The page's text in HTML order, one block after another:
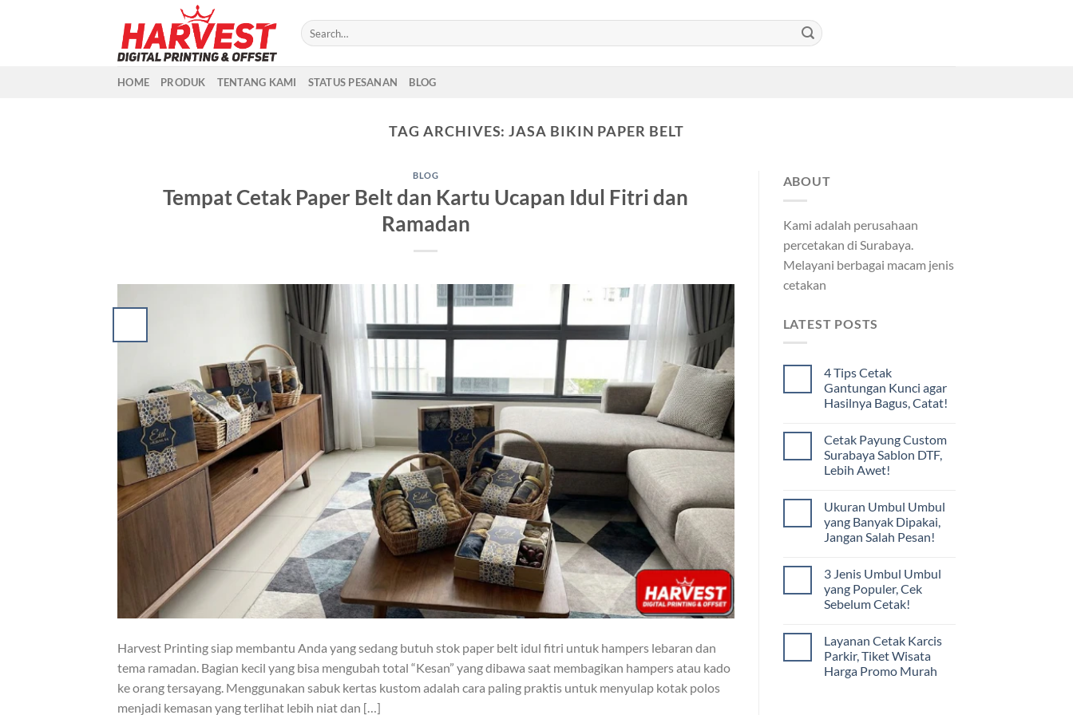
HOME PRODUK TENTANG KAMI STATUS PESANAN BLOG
TAG ARCHIVES:JASA BIKIN PAPER BELT
BLOG
Tempat Cetak Paper Belt dan Kartu Ucapan Idul Fitri dan
Ramadan
Harvest Printing siap membantu Anda yang sedang butuh stok paper belt idul fitri untuk hampers lebaran dan
tema ramadan. Bagian kecil yang bisa mengubah total “Kesan” yang dibawa saat membagikan hampers atau kado
ke orang tersayang. Menggunakan sabuk kertas kustom adalah cara paling praktis untuk menyulap kotak polos
menjadi kemasan yang terlihat lebih niat dan […]
ABOUT
Kami adalah perusahaan
percetakan di Surabaya.
Melayani berbagai macam jenis
cetakan
LATEST POSTS
4 Tips Cetak
Gantungan Kunci agar
Hasilnya Bagus, Catat!
Cetak Payung Custom
Surabaya Sablon DTF,
Lebih Awet!
Ukuran Umbul Umbul
yang Banyak Dipakai,
Jangan Salah Pesan!
3 Jenis Umbul Umbul
yang Populer, Cek
Sebelum Cetak!
Layanan Cetak Karcis
Parkir, Tiket Wisata
Harga Promo Murah